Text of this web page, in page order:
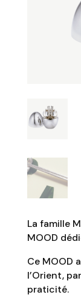
La famille
MOOD
Ce MOOD
l’Orient,
praticité.